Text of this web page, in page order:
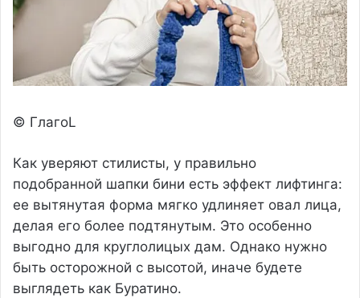
© ГлагоL
Как уверяют стилисты, у правильно
подобранной шапки бини есть эффект лифтинга:
ее вытянутая форма мягко удлиняет овал лица,
делая его более подтянутым. Это особенно
выгодно для круглолицых дам. Однако нужно
быть осторожной с высотой, иначе будете
выглядеть как Буратино.